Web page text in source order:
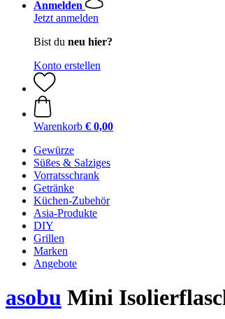
Anmelden
Jetzt anmelden
Bist du neu hier?
Konto erstellen
Warenkorb € 0,00
Gewürze
Süßes & Salziges
Vorratsschrank
Getränke
Küchen-Zubehör
Asia-Produkte
DIY
Grillen
Marken
Angebote
asobu Mini